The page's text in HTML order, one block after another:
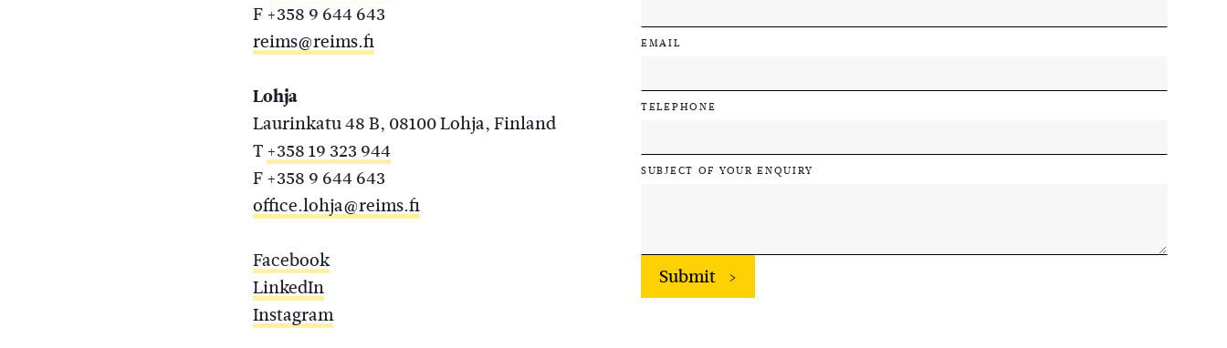
F +358 9 644 643
reims@reims.fi
Lohja
Laurinkatu 48 B, 08100 Lohja, Finland
T+358 19 323 944
F +358 9 644 643
office.lohja@reims.fi
Facebook
LinkedIn
Instagram
EMAIL
TELEPHONE
SUBJECT OF YOUR ENQUIRY
Submit